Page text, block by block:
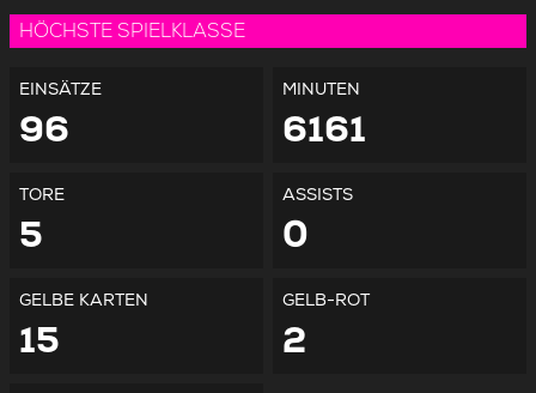
HÖCHSTE SPIELKLASSE
EINSÄTZE
96
MINUTEN
6161
TORE
5
ASSISTS
0
GELBE KARTEN
15
GELB-ROT
2